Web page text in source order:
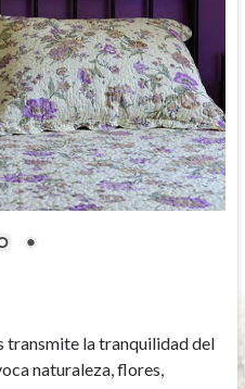
transmite la tranquilidad del
naturaleza, flores,